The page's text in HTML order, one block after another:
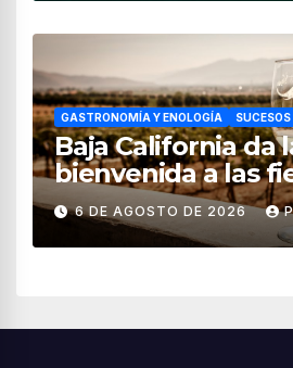
GASTRONOMÍA Y ENOLOGÍA
Baja California da
bienvenida a las
vendimia 2026
6 DE AGOSTO DE 2026